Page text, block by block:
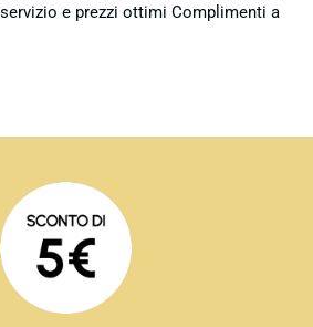
e prezzi ottimi Complimenti a